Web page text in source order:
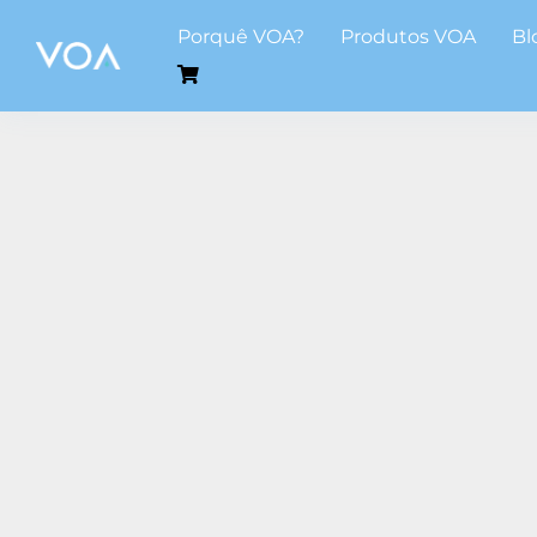
Porquê VOA? Produtos VOA